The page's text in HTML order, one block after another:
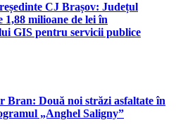
CJ Brașov: Județul
1,88 milioane de lei în
GIS pentru servicii publice
Bran: Două noi străzi asfaltate în
„Anghel Saligny”